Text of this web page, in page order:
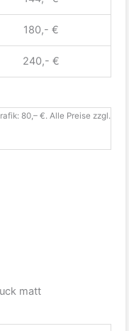
180,- €
240,- €
80,– €. Alle Preise zzgl.
matt